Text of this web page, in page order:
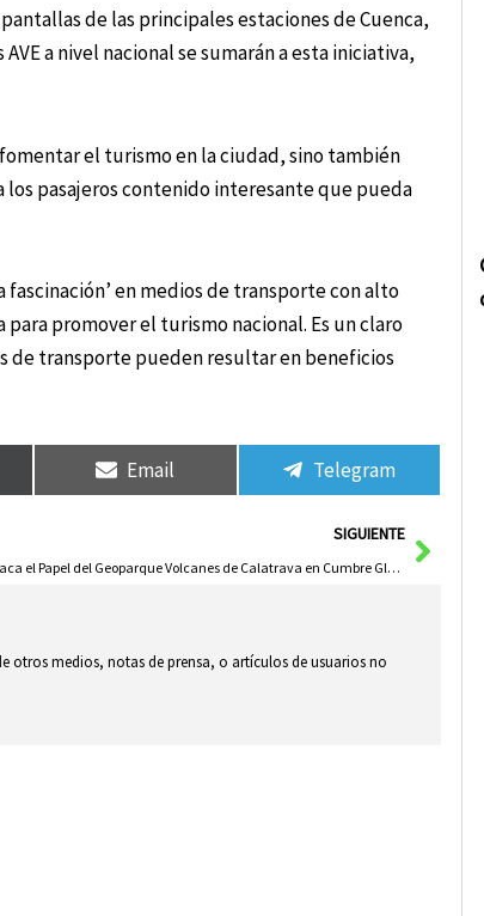
de las principales estaciones de Cuenca,
a nivel nacional se sumarán a esta iniciativa,
el turismo en la ciudad, sino también
los pasajeros contenido interesante que pueda
en medios de transporte con alto
promover el turismo nacional. Es un claro
de transporte pueden resultar en beneficios
Email Telegram
SIGUIENTE
Zarco Destaca el Papel del Geoparque Volcanes de Calatrava en Cumbre Global sobre Patrimonio Geológico
otros medios, notas de prensa, o artículos de usuarios no